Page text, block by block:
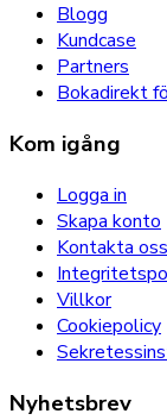
Blogg
Kundcase
Partners
Bokadirekt
Kom igång
Logga in
Skapa konto
Kontakta oss
Villkor
Cookiepolicy
Nyhetsbrev